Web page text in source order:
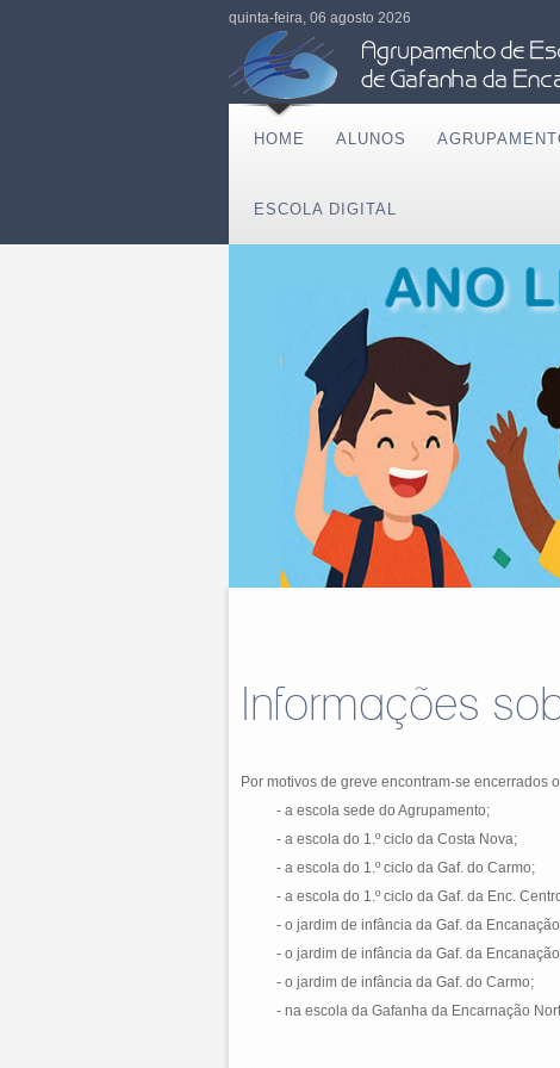
quinta-feira, 06 agosto 2026
HOME ALUNOS
ESCOLA DIGITAL
Informações
Por motivos de greve encontram-se encerrados
- a escola sede do Agrupamento;
- a escola do 1.º ciclo da Costa Nova;
- a escola do 1.º ciclo da Gaf. do Carmo;
- a escola do 1.º ciclo da Gaf. da Enc.
- o jardim de infância da Gaf. da
- o jardim de infância da Gaf. da
- o jardim de infância da Gaf. do Carmo;
- na escola da Gafanha da Encarnação